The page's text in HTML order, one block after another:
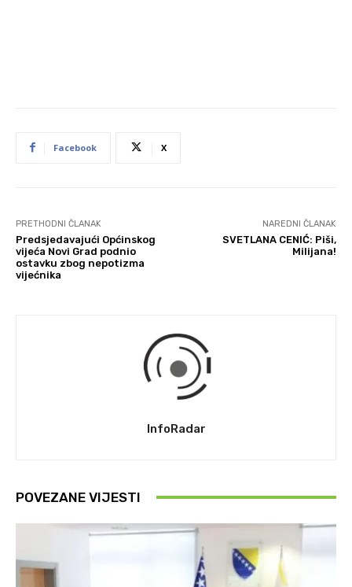
Facebook X
PRETHODNI ČLANAK
Predsjedavajući Općinskog
vijeća Novi Grad podnio
ostavku zbog nepotizma
vijećnika
NAREDNI ČLANAK
SVETLANA CENIĆ: Piši,
Milijana!
InfoRadar
POVEZANE VIJESTI